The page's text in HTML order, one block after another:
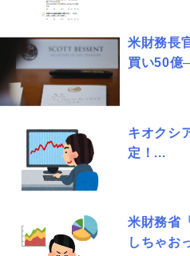
米財務長
買い50
キオクシ
定！...
米財務省
しちゃお